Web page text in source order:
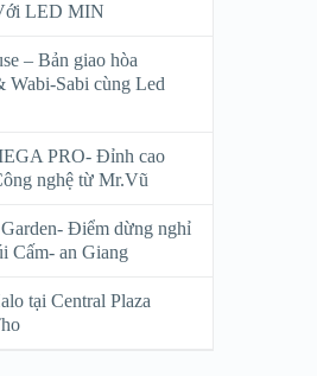
LED MIN
– Bản giao hòa
Wabi-Sabi cùng Led
PRO- Đỉnh cao
nghệ từ Mr.Vũ
Điểm dừng nghỉ
Cấm- an Giang
tại Central Plaza